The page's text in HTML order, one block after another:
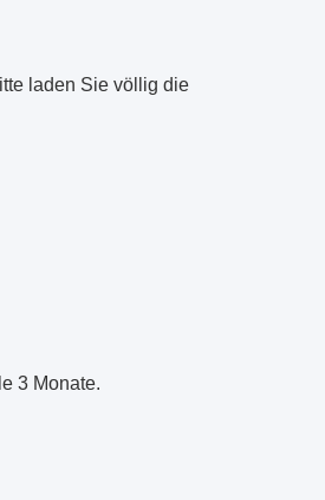
laden Sie völlig die
3 Monate.